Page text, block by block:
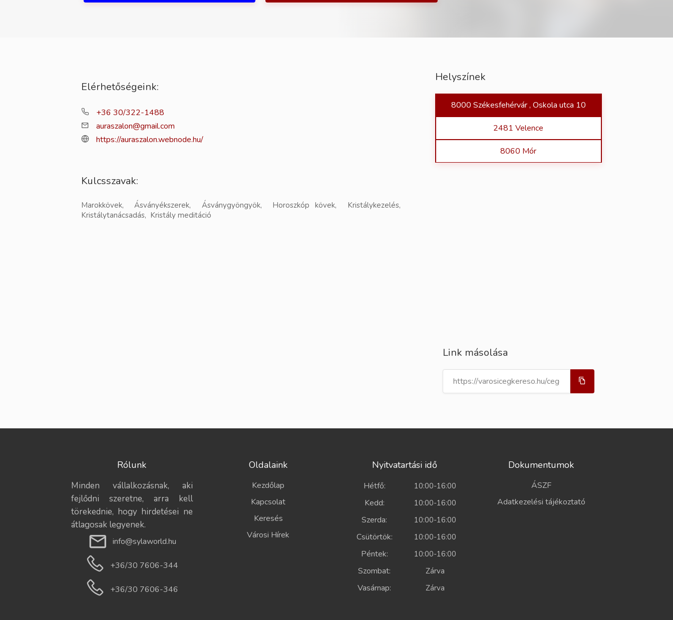
Elérhetőségeink:
+36 30/322-1488
auraszalon@gmail.com
https://auraszalon.webnode.hu/
Kulcsszavak:
Marokkövek, Ásványékszerek, Ásványgyöngyök, Horoszkóp kövek, Kristálykezelés,
Kristálytanácsadás, Kristály meditáció
Helyszínek
8000 Székesfehérvár , Oskola utca 10
2481 Velence
8060 Mór
Link másolása
Rólunk
Minden vállalkozásnak, aki
fejlődni szeretne, arra kell
törekednie, hogy hirdetései ne
átlagosak legyenek.
info@sylaworld.hu
+36/30 7606-344
+36/30 7606-346
Oldalaink
Kezdőlap
Kapcsolat
Keresés
Városi Hírek
Nyitvatartási idő
Hétfő: 10:00-16:00
Kedd: 10:00-16:00
Szerda: 10:00-16:00
Csütörtök: 10:00-16:00
Péntek: 10:00-16:00
Szombat: Zárva
Vasárnap: Zárva
Dokumentumok
ÁSZF
Adatkezelési tájékoztató